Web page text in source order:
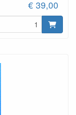
€ 39,00